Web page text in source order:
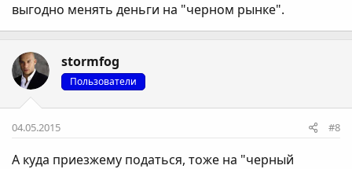
выгодно менять деньги на "черном рынке".
stormfog
Пользователи
04.05.2015 #8
А куда приезжему податься, тоже на "черный